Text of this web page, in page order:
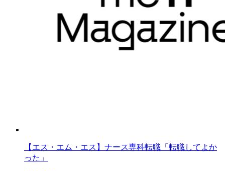
【エス・エム・エス】ナース専科転職「転職してよか
った」